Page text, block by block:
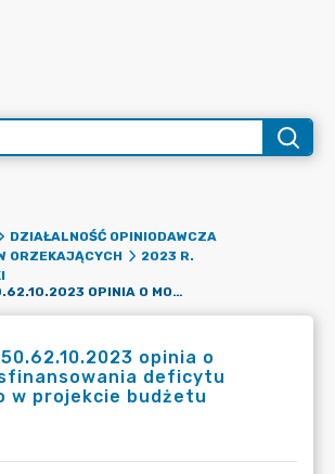
DZIAŁALNOŚĆ OPINIODAWCZA
ORZEKAJĄCYCH
2023 R.
UCHWAŁA NR 50.62.10.2023 OPINIA O MOŻLIWOŚCI SFINANSOWANIA DEFICYTU WYKAZANEGO W PROJEKCIE BUDŻETU
opinia o
deficytu
w projekcie budżetu